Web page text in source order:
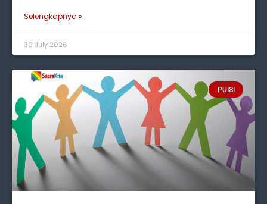
Selengkapnya »
30 July 2026
PUISI